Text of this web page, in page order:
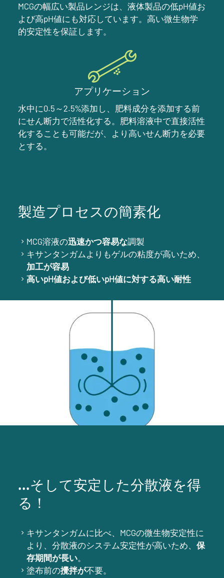
MCGの幅広い製品レンジは、液体製品の低pH値お
よび高pH値にも対応しています。高い微生物学
的安定性を保証します。
アプリケーション
水中に0.5～2.5%添加し、肥料成分を添加する前
にせん断力で活性化する。肥料溶液中で直接活性
化することも可能だが、より高いせん断力を必要
とする。
製造プロセスの簡素化
MCG溶液の迅速かつ容易な調製
キサンタンガムよりもゲルの粘度が高いため、
加工が容易
高いpH値および低いpH値に対する高い耐性
...そして安定した分散液を得
る！
キサンタンガムに比べ、MCGの微生物安定性に
より、分散液のシステム安定性が高いため、 保
存期間が長い。
塗布前の攪拌が不要。